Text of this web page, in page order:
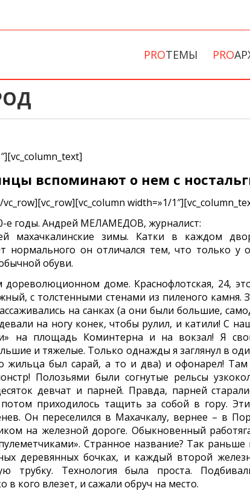
PROТЕМЫ PRO
вспоминают о нем с
width=»1/
е годы. Андрей МЕЛАМЕДОВ, журналист:
махачкалинские зимы. Катки в каждом
нормального он отличался тем, что только у
обуви.
доме. Краснофлотская, 24,
с толстенными стенами из пиленого камня.
на санках (а они были большие,
на ногу конек, чтобы рулил, и катили! С
на площадь Коминтерна и на вокзал! Я
и тяжелые. Только однажды я заглянул в
жильца был сарай, а то и два) и офонарел!
Полозьями были согнутые рельсы
девчат и парней. Правда, парней
приходилось тащить за собой в гору.
Он переселился в Махачкалу, вернее – в
на железной дороге. Обыкновенный
Странное название? Так
деревянных бочках, и каждый второй
трубку. Технология была проста.
в кого влезет, и сажали обруч на место.